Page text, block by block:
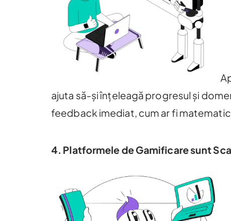
ajuta să-și înțeleagă progresul și
feedback imediat, cum ar fi
4. Platformele de Gamificare sunt